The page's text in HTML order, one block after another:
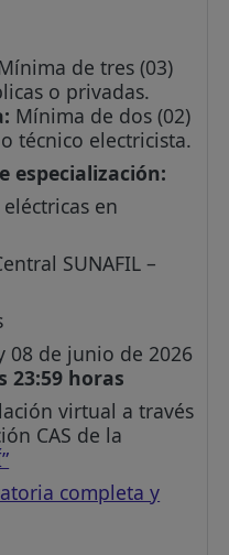
de tres (03)
o privadas.
Mínima de dos (02)
técnico electricista.
especialización:
en
SUNAFIL –
08 de junio de 2026
23:59 horas
virtual a través
CAS de la
completa y